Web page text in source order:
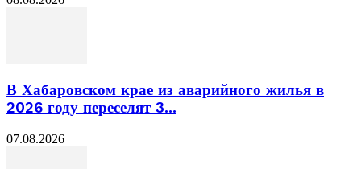
В Хабаровском крае из аварийного жилья в
2026 году переселят 3...
07.08.2026